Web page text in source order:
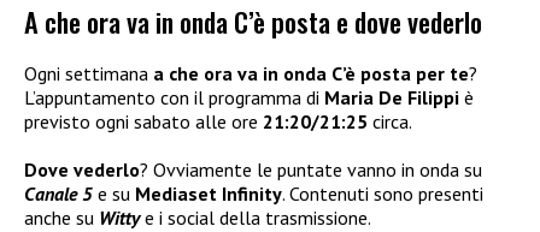
A che ora va in onda C’è posta e dove vederlo
Ogni settimana a che ora va in onda C’è posta per te?
L’appuntamento con il programma di Maria De Filippi è
previsto ogni sabato alle ore 21:20/21:25 circa.
Dove vederlo? Ovviamente le puntate vanno in onda su
Canale 5 e su Mediaset Infinity. Contenuti sono presenti
anche su Wittye i social della trasmissione.